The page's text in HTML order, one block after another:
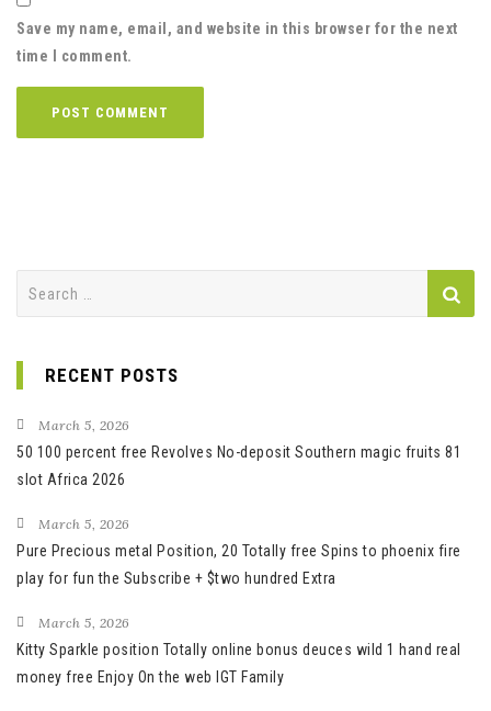
Save my name, email, and website in this browser for the next
time I comment.
RECENT POSTS
March 5, 2026
50 100 percent free Revolves No-deposit Southern magic fruits 81
slot Africa 2026
March 5, 2026
Pure Precious metal Position, 20 Totally free Spins to phoenix fire
play for fun the Subscribe + $two hundred Extra
March 5, 2026
Kitty Sparkle position Totally online bonus deuces wild 1 hand real
money free Enjoy On the web IGT Family